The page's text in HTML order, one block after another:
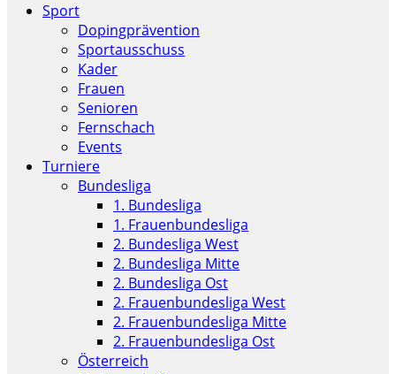
Sport
Dopingprävention
Sportausschuss
Kader
Frauen
Senioren
Fernschach
Events
Turniere
Bundesliga
1. Bundesliga
1. Frauenbundesliga
2. Bundesliga West
2. Bundesliga Mitte
2. Bundesliga Ost
2. Frauenbundesliga West
2. Frauenbundesliga Mitte
2. Frauenbundesliga Ost
Österreich